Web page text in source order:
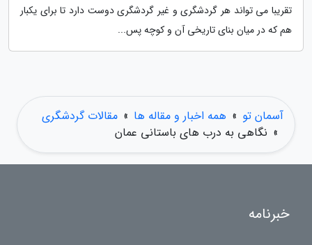
تقریبا می تواند هر گردشگری و غیر گردشگری دوست دارد تا برای یکبار
هم که در میان بنای تاریخی آن و کوچه پس...
آسمان تو » همه اخبار و مقاله ها » مقالات گردشگری
» نگاهی به درب های باستانی عمان
خبرنامه